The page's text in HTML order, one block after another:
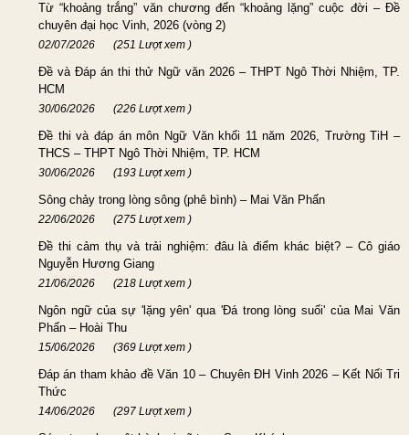
Từ “khoảng trắng” văn chương đến “khoảng lặng” cuộc đời – Đề
chuyên đại học Vinh, 2026 (vòng 2)
02/07/2026 (251 Lượt xem )
Đề và Đáp án thi thử Ngữ văn 2026 – THPT Ngô Thời Nhiệm, TP.
HCM
30/06/2026 (226 Lượt xem )
Đề thi và đáp án môn Ngữ Văn khối 11 năm 2026, Trường TiH –
THCS – THPT Ngô Thời Nhiệm, TP. HCM
30/06/2026 (193 Lượt xem )
Sông chảy trong lòng sông (phê bình) – Mai Văn Phấn
22/06/2026 (275 Lượt xem )
Đề thi cảm thụ và trải nghiệm: đâu là điểm khác biệt? – Cô giáo
Nguyễn Hương Giang
21/06/2026 (218 Lượt xem )
Ngôn ngữ của sự 'lặng yên' qua 'Đá trong lòng suối' của Mai Văn
Phấn – Hoài Thu
15/06/2026 (369 Lượt xem )
Đáp án tham khảo đề Văn 10 – Chuyên ĐH Vinh 2026 – Kết Nối Tri
Thức
14/06/2026 (297 Lượt xem )